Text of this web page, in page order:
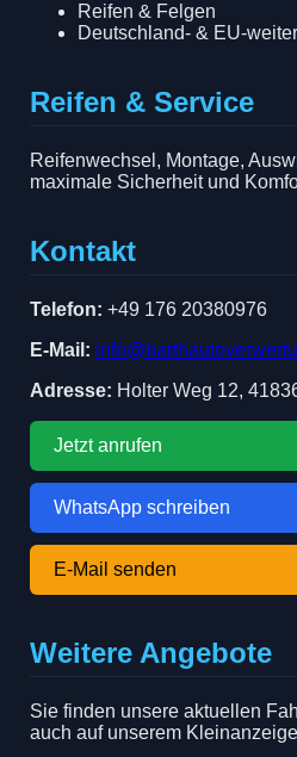
Reifen & Felgen
Deutschland- & EU-
Reifen & Service
Reifenwechsel, Montage,
maximale Sicherheit und
Kontakt
Telefon: +49 176 20380976
E-Mail:
Adresse: Holter Weg 12,
Jetzt anrufen
WhatsApp schreiben
E-Mail senden
Weitere Angebote
Sie finden unsere aktuellen
auch auf unserem